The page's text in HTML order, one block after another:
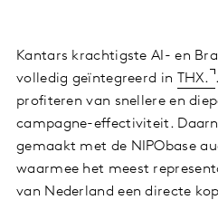
Kantars krachtigste AI- en
volledig geïntegreerd in
THX.
profiteren van snellere en
campagne-effectiviteit.
gemaakt met de NIPObase
waarmee het meest
van Nederland een directe